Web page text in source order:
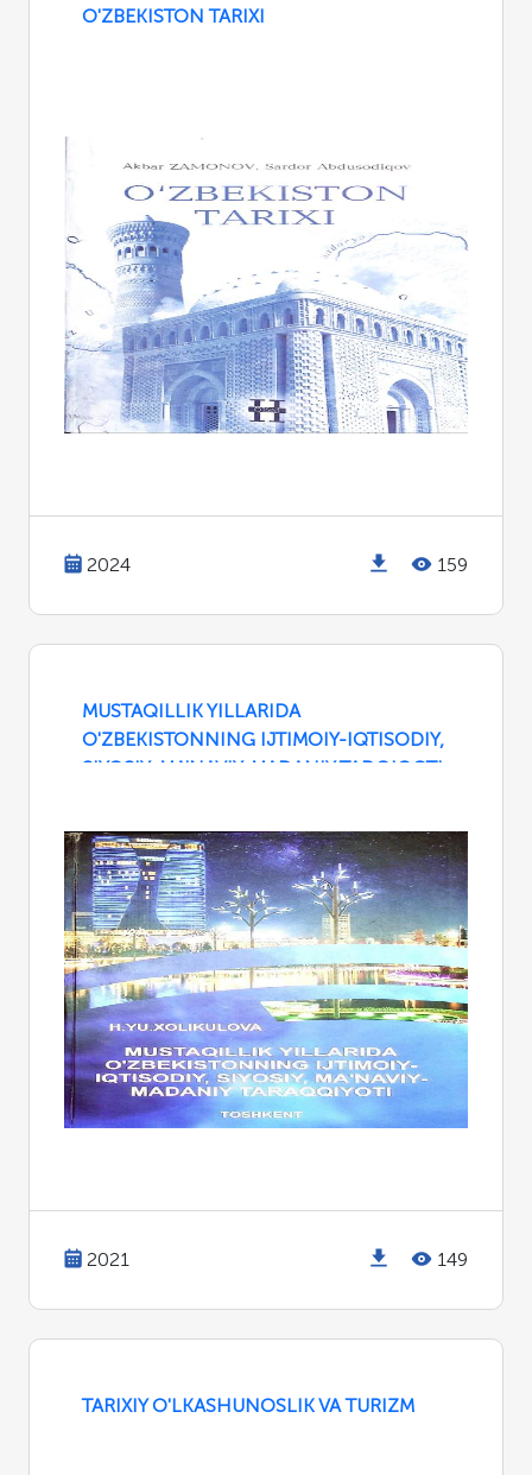
O'ZBEKISTON TARIXI
2024 159
MUSTAQILLIK YILLARIDA
O'ZBEKISTONNING IJTIMOIY-IQTISODIY,
SIYOSIY, MA'NAVIY-MADANIY TADQIQOTI.
2021 149
TARIXIY O'LKASHUNOSLIK VA TURIZM